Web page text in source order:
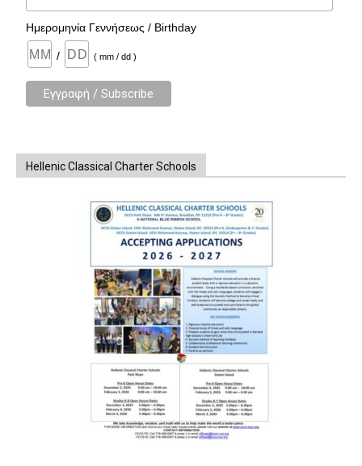
Ημερομηνία Γεννήσεως / Birthday
/ ( mm / dd )
Hellenic Classical Charter Schools